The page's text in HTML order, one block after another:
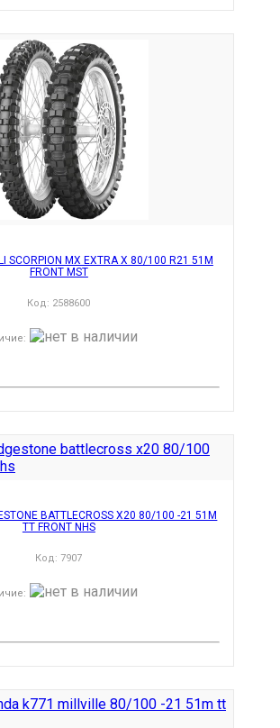
MX EXTRA X 80/100 R21 51M
FRONT MST
Код: 2588600
:
BATTLECROSS X20 80/100 -21 51M
TT FRONT NHS
Код:7907
: